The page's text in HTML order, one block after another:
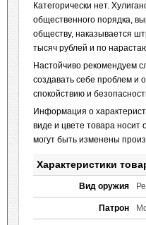
Категорически нет.
общественного порядка,
обществу, наказывается
тысяч рублей и по
Настойчиво рекомендуем
создавать себе проблем и
спокойствию и
Информация о
виде и цвете товара носит
могут быть изменены
Характеристики
Вид оружия
Патрон